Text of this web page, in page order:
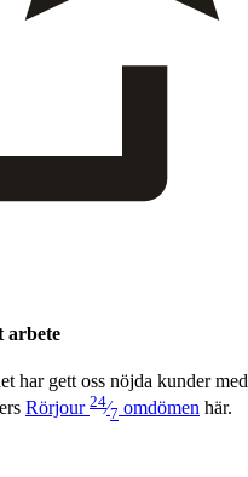
arbete
har gett oss nöj­da kun­der med
Rör­jour 24⁄7 omdö­men här.